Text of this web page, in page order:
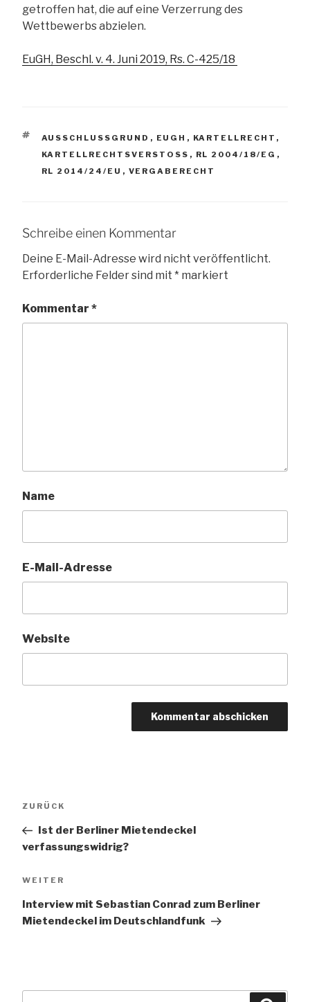
getroffen hat, die auf eine Verzerrung des
Wettbewerbs abzielen.
EuGH, Beschl. v. 4. Juni 2019, Rs. C-425/18
SCHLAGWÖRTER
AUSSCHLUSSGRUND , EUGH , KARTELLRECHT ,
KARTELLRECHTSVERSTOSS
, RL 2004/18/EG ,
RL 2014/24/EU , VERGABERECHT
Schreibe einen Kommentar
Deine E-Mail-Adresse wird nicht veröffentlicht.
Erforderliche Felder sind mit * markiert
Kommentar *
Name
E-Mail-Adresse
Website
Vorheriger
ZURÜCK
Ist der Berliner Mietendeckel
verfassungswidrig?
Nächster
WEITER
Interview mit Sebastian Conrad zum Berliner
Mietendeckel im Deutschlandfunk